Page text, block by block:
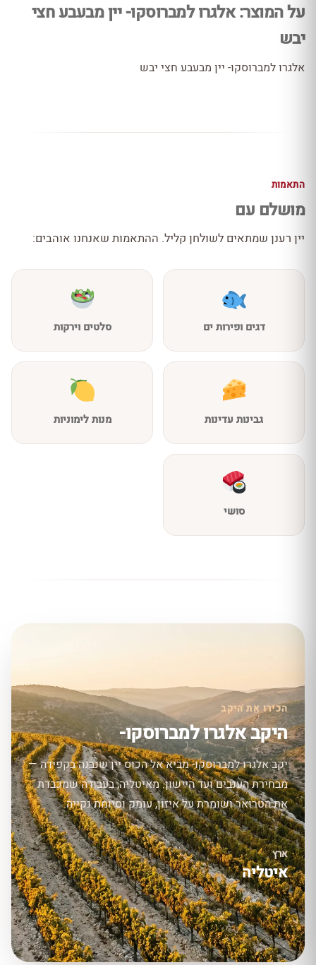
על המוצר: אלגרו למברוסקו- יין מבעבע חצי
יבש
אלגרו למברוסקו- יין מבעבע חצי יבש
התאמות
מושלם עם
יין רענן שמתאים לשולחן קליל. ההתאמות שאנחנו אוהבים:
דגים ופירות ים סלטים וירקות
גבינות עדינות מנות לימוניות
סושי
הכירו את היקב
היקב אלגרו למברוסקו-
יקב אלגרו למברוסקו- מביא אל הכוס יין שנבנה בקפידה —
מבחירת הענבים ועד היישון. מאיטליה, בעבודה שמכבדת
את הטרואר ושומרת על איזון, עומק וסיומת נקייה.
ארץ
איטליה